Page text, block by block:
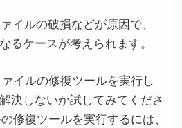
イルの破損などが原因で、
るケースが考えられます。
イルの修復ツールを実行し
決しないか試してみてくださ
修復ツールを実行するには、